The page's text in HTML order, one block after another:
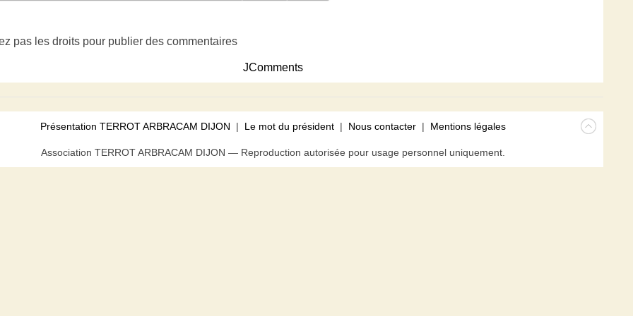
pas les droits pour publier des commentaires
JComments
Présentation TERROT ARBRACAM DIJON | Le mot du président | Nous contacter | Mentions légales
Association TERROT ARBRACAM DIJON — Reproduction autorisée pour usage personnel uniquement.